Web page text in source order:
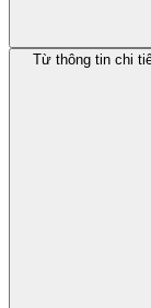
Từ thông tin chi